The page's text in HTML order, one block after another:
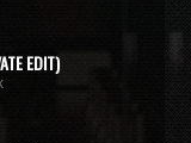
EDIT)